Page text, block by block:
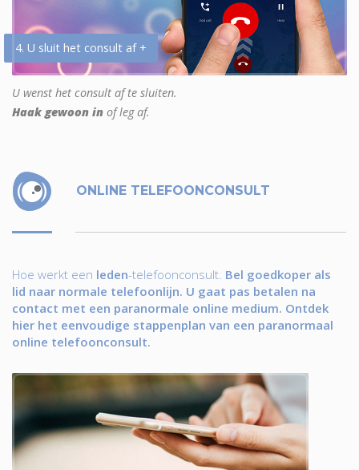
4. U sluit het consult af +
U wenst het consult af te sluiten.
Haak gewoon in of leg af.
ONLINE TELEFOONCONSULT
Hoe werkt een leden-telefoonconsult. Bel goedkoper als
lid naar normale telefoonlijn. U gaat pas betalen na
contact met een paranormale online medium. Ontdek
hier het eenvoudige stappenplan van een paranormaal
online telefoonconsult.